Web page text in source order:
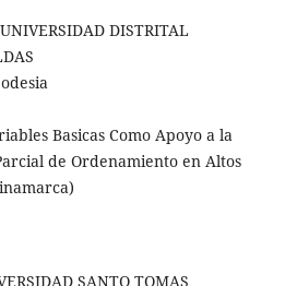
UNIVERSIDAD DISTRITAL
Basicas Como Apoyo a la
de Ordenamiento en Altos
SANTO TOMAS